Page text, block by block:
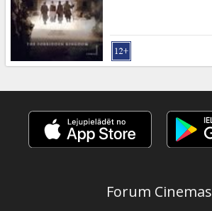
B2B
Клуб
Forum Cinemas